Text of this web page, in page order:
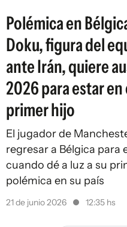
Polémica en
Doku, figura del
ante Irán, quiere
2026 para estar
primer hijo
El jugador de
regresar a Bélgica para
cuando dé a luz a su
polémica en su país
21 de junio 2026 12:35 hs